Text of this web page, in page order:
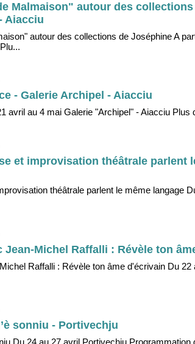
Malmaison" autour des
Aiacciu
autour des collections de Joséphine A
- Galerie Archipel - Aiacciu
avril au 4 mai Galerie "Archipel" - Aiacciu Plus
et improvisation théâtrale parlent
théâtrale parlent le même langage
Michel Raffalli : Révèle ton
Raffalli : Révèle ton âme d'écrivain Du
sonniu - Portivechju
Du 24 au 27 avril Portivechju